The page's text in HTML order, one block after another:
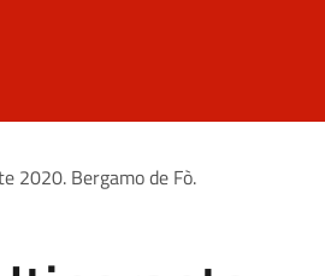
2020. Bergamo de Fò.